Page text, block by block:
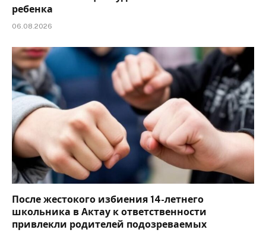
ребенка
06.08.2026
После жестокого избиения 14-летнего
школьника в Актау к ответственности
привлекли родителей подозреваемых